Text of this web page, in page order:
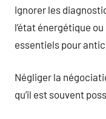
Ignorer les
l’état énergétique
essentiels pour
Négliger la
qu’il est souvent